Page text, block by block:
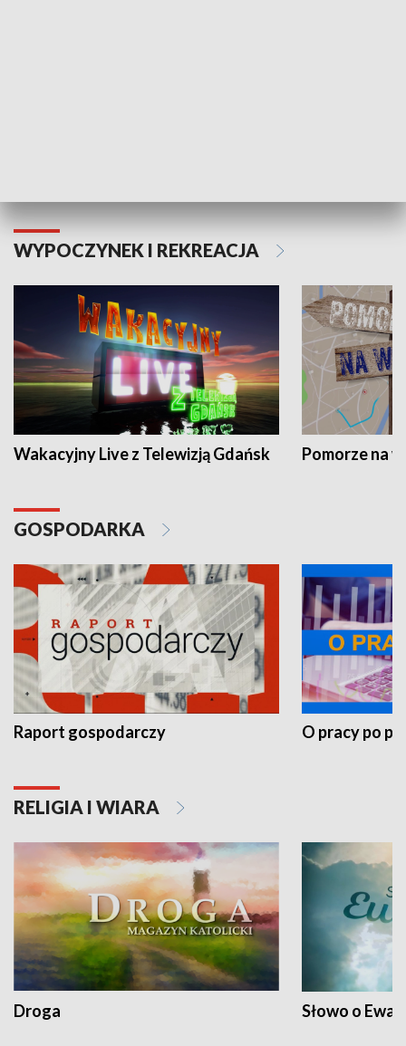
WYPOCZYNEK I REKREACJA
Wakacyjny Live z Telewizją Gdańsk Pomorze na
GOSPODARKA
Raport gospodarczy O pracy po
RELIGIA I WIARA
Droga Słowo o